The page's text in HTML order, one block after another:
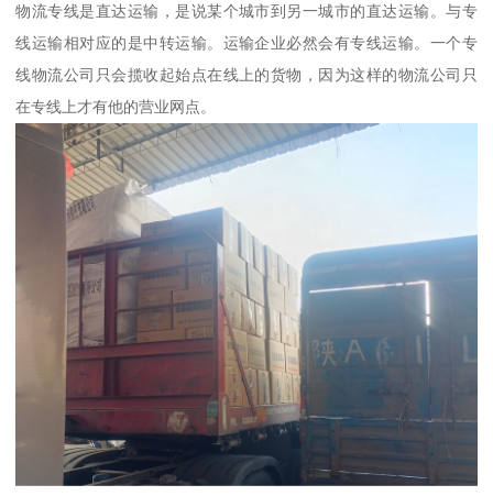
物流专线是直达运输，是说某个城市到另一城市的直达运输。与专
线运输相对应的是中转运输。运输企业必然会有专线运输。一个专
线物流公司只会揽收起始点在线上的货物，因为这样的物流公司只
在专线上才有他的营业网点。